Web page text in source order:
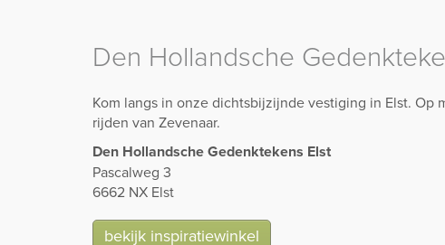
Den Hollandsche
Kom langs in onze dichtsbijzijnde vestiging in Elst. Op
rijden van Zevenaar.
Den Hollandsche Gedenktekens Elst
Pascalweg 3
6662 NX Elst
bekijk inspiratiewinkel